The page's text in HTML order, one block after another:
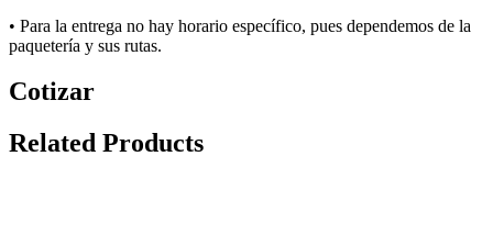
• Para la entrega no hay horario específico, pues dependemos de la
paquetería y sus rutas.
Cotizar
Related Products